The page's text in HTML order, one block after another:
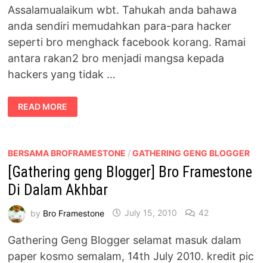
Assalamualaikum wbt. Tahukah anda bahawa
anda sendiri memudahkan para-para hacker
seperti bro menghack facebook korang. Ramai
antara rakan2 bro menjadi mangsa kepada
hackers yang tidak …
PANDUAN
MENGELAK
FACEBOOK
READ MORE
BERSAMA BROFRAMESTONE /GATHERING GENG BLOGGER
[Gathering geng Blogger] Bro Framestone
Di Dalam Akhbar
by Bro Framestone July 15, 2010 42
Gathering Geng Blogger selamat masuk dalam
paper kosmo semalam, 14th July 2010. kredit pic